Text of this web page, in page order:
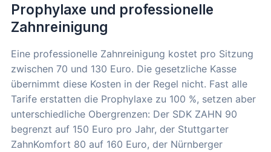
Prophylaxe und professionelle
Zahnreinigung
Eine professionelle Zahnreinigung kostet pro Sitzung
zwischen 70 und 130 Euro. Die gesetzliche Kasse
übernimmt diese Kosten in der Regel nicht. Fast alle
Tarife erstatten die Prophylaxe zu 100 %, setzen aber
unterschiedliche Obergrenzen: Der SDK ZAHN 90
begrenzt auf 150 Euro pro Jahr, der Stuttgarter
ZahnKomfort 80 auf 160 Euro, der Nürnberger